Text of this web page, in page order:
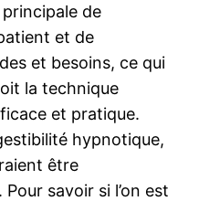
de
et de
et besoins, ce qui
la technique
et pratique.
hypnotique,
être
savoir si l’on est